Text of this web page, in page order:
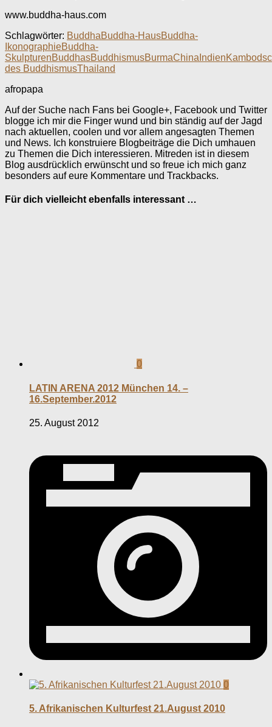
www.buddha-haus.com
Schlagwörter: BuddhaBuddha-HausBuddha-
IkonographieBuddha-
SkulpturenBuddhasBuddhismusBurmaChina Indien
des BuddhismusThailand
afropapa
Auf der Suche nach Fans bei Google+, Facebook und Twitter
blogge ich mir die Finger wund und bin ständig auf der Jagd
nach aktuellen, coolen und vor allem angesagten Themen
und News. Ich konstruiere Blogbeiträge die Dich umhauen
zu Themen die Dich interessieren. Mitreden ist in diesem
Blog ausdrücklich erwünscht und so freue ich mich ganz
besonders auf eure Kommentare und Trackbacks.
Für dich vielleicht ebenfalls interessant …
0
LATIN ARENA 2012 München 14. –
16.September.2012
25. August 2012
0
5. Afrikanischen Kulturfest 21.August 2010